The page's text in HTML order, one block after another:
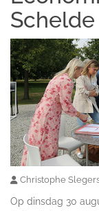
Christophe
Op dinsdag 30